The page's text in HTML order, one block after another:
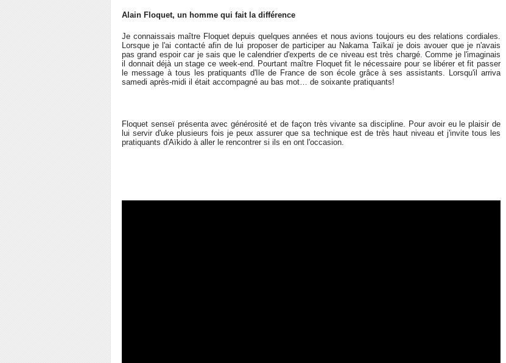
Alain Floquet, un homme qui fait la différence
Je connaissais maître Floquet depuis quelques années et nous avions toujours eu des relations cordiales.
Lorsque je l'ai contacté afin de lui proposer de participer au Nakama Taïkaï je dois avouer que je n'avais
pas grand espoir car je sais que le calendrier d'experts de ce niveau est très chargé. Comme je l'imaginais
il donnait déjà un stage ce week-end. Pourtant maître Floquet fit le nécessaire pour se libérer et fit passer
le message à tous les pratiquants d'Ile de France de son école grâce à ses assistants. Lorsqu'il arriva
samedi après-midi il était accompagné au bas mot… de soixante pratiquants!
Floquet senseï présenta avec générosité et de façon très vivante sa discipline. Pour avoir eu le plaisir de
lui servir d'uke plusieurs fois je peux assurer que sa technique est de très haut niveau et j'invite tous les
pratiquants d'Aïkido à aller le rencontrer si ils en ont l'occasion.